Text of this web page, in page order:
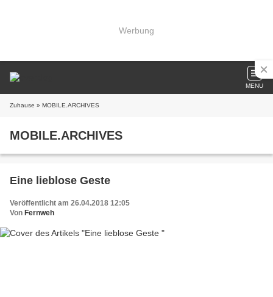
Werbung
MENU
Zuhause » MOBILE.ARCHIVES
MOBILE.ARCHIVES
Eine lieblose Geste
Veröffentlicht am 26.04.2018 12:05
Von Fernweh